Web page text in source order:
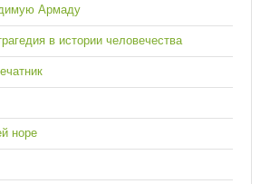
Армаду
в истории человечества
норе